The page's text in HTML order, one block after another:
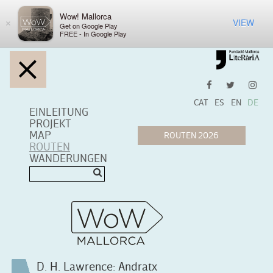
×
Wow! Mallorca
Get on Google Play
FREE - In Google Play
VIEW
EINLEITUNG
PROJEKT
MAP
ROUTEN
WANDERUNGEN
CAT ES EN DE
D. H. Lawrence: Andratx